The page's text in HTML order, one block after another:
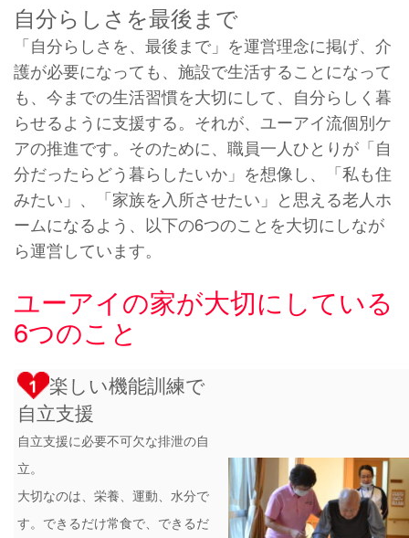
自分らしさを最後まで
「自分らしさを、最後まで」を運営理念に掲げ、介
護が必要になっても、施設で生活することになって
も、今までの生活習慣を大切にして、自分らしく暮
らせるように支援する。それが、ユーアイ流個別ケ
アの推進です。そのために、職員一人ひとりが「自
分だったらどう暮らしたいか」を想像し、「私も住
みたい」、「家族を入所させたい」と思える老人ホ
ームになるよう、以下の6つのことを大切にしなが
ら運営しています。
ユーアイの家が大切にしている
6つのこと
楽しい機能訓練で
自立支援
自立支援に必要不可欠な排泄の自
立。
大切なのは、栄養、運動、水分で
す。できるだけ常食で、できるだ